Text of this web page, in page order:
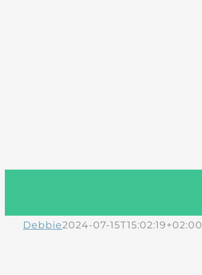
Debbie2024-07-15T15:02:19+02:00